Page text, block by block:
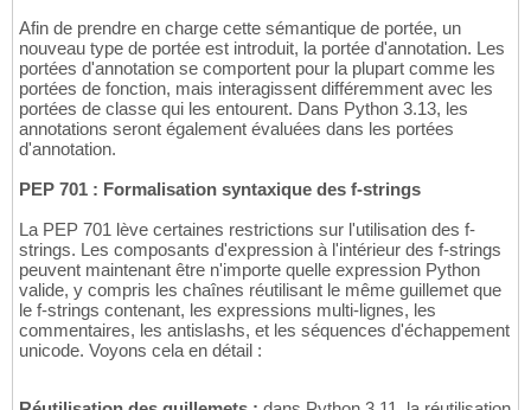
Afin de prendre en charge cette sémantique de portée, un
nouveau type de portée est introduit, la portée d'annotation. Les
portées d'annotation se comportent pour la plupart comme les
portées de fonction, mais interagissent différemment avec les
portées de classe qui les entourent. Dans Python 3.13, les
annotations seront également évaluées dans les portées
d'annotation.
PEP 701 : Formalisation syntaxique des f-strings
La PEP 701 lève certaines restrictions sur l'utilisation des f-
strings. Les composants d'expression à l'intérieur des f-strings
peuvent maintenant être n'importe quelle expression Python
valide, y compris les chaînes réutilisant le même guillemet que
le f-strings contenant, les expressions multi-lignes, les
commentaires, les antislashs, et les séquences d'échappement
unicode. Voyons cela en détail :